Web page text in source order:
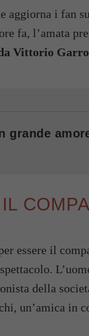
aggiorna i fan
fa, l’amata
Vittorio
grande
essere il
della
un’amica in